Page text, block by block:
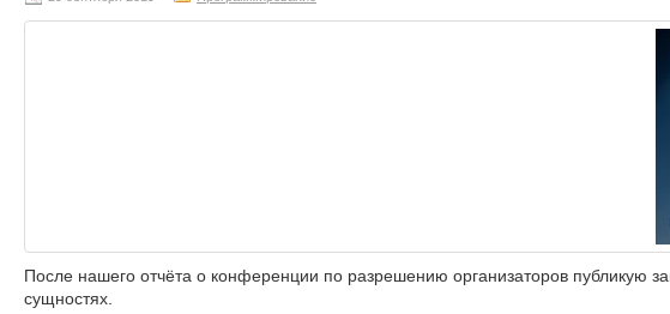
После нашего отчёта о конференции по разрешению организаторов публикую
сущностях.